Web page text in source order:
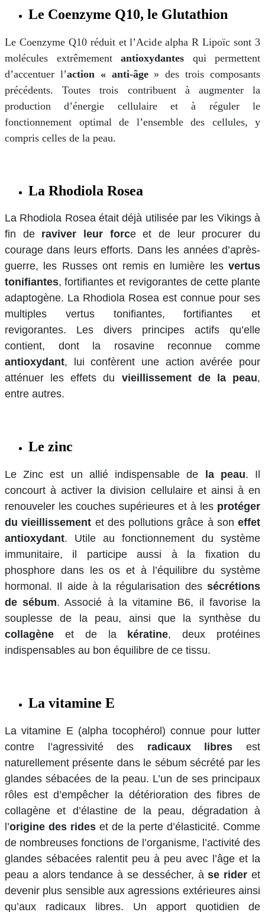
Le Coenzyme Q10, le Glutathion
Le Coenzyme Q10 réduit et l’Acide alpha R Lipoïc sont 3
molécules extrêmement antioxydantes qui permettent
d’accentuer l’action « anti-âge » des trois composants
précédents. Toutes trois contribuent à augmenter la
production d’énergie cellulaire et à réguler le
fonctionnement optimal de l’ensemble des cellules, y
compris celles de la peau.
La Rhodiola Rosea
La Rhodiola Rosea était déjà utilisée par les Vikings à
fin de raviver leur force et de leur procurer du
courage dans leurs efforts. Dans les années d’après-
guerre, les Russes ont remis en lumière les vertus
tonifiantes, fortifiantes et revigorantes de cette plante
adaptogène. La Rhodiola Rosea est connue pour ses
multiples vertus tonifiantes, fortifiantes et
revigorantes. Les divers principes actifs qu’elle
contient, dont la rosavine reconnue comme
antioxydant, lui confèrent une action avérée pour
atténuer les effets du vieillissement de la peau,
entre autres.
Le zinc
Le Zinc est un allié indispensable de la peau. Il
concourt à activer la division cellulaire et ainsi à en
renouveler les couches supérieures et à les protéger
du vieillissement et des pollutions grâce à son effet
antioxydant. Utile au fonctionnement du système
immunitaire, il participe aussi à la fixation du
phosphore dans les os et à l’équilibre du système
hormonal. Il aide à la régularisation des sécrétions
de sébum. Associé à la vitamine B6, il favorise la
souplesse de la peau, ainsi que la synthèse du
collagène et de la kératine, deux protéines
indispensables au bon équilibre de ce tissu.
La vitamine E
La vitamine E (alpha tocophérol) connue pour lutter
contre l’agressivité des radicaux libres est
naturellement présente dans le sébum sécrété par les
glandes sébacées de la peau. L’un de ses principaux
rôles est d’empêcher la détérioration des fibres de
collagène et d’élastine de la peau, dégradation à
l’origine des rides et de la perte d’élasticité. Comme
de nombreuses fonctions de l’organisme, l’activité des
glandes sébacées ralentit peu à peu avec l’âge et la
peau a alors tendance à se dessécher, à se rideret
devenir plus sensible aux agressions extérieures ainsi
qu’aux radicaux libres. Un apport quotidien de